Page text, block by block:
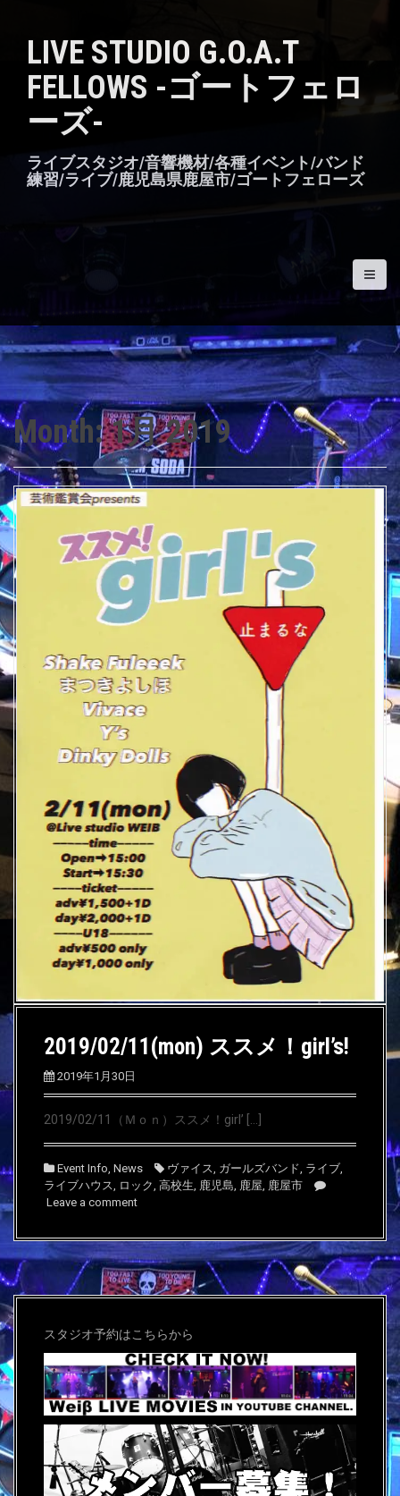
LIVE STUDIO G.O.A.T
FELLOWS -ゴートフェロ
ーズ-
ライブスタジオ/音響機材/各種イベント/バンド
練習/ライブ/鹿児島県鹿屋市/ゴートフェローズ
Month:1月 2019
2019/02/11(mon) ススメ！girl’s!
2019年1月30日
2019/02/11（Ｍｏｎ）ススメ！girl’ […]
Event Info, News ヴァイス, ガールズバンド, ライブ,
ライブハウス, ロック, 高校生, 鹿児島, 鹿屋, 鹿屋市
Leave a comment
スタジオ予約はこちらから